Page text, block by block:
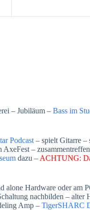
– Jubiläum – Bass im
Podcast – spielt Gitarre –
AxeFest –
dazu – ACHTUNG:
alone Hardware oder am
nachbilden – alter
Amp – TigerSHARC